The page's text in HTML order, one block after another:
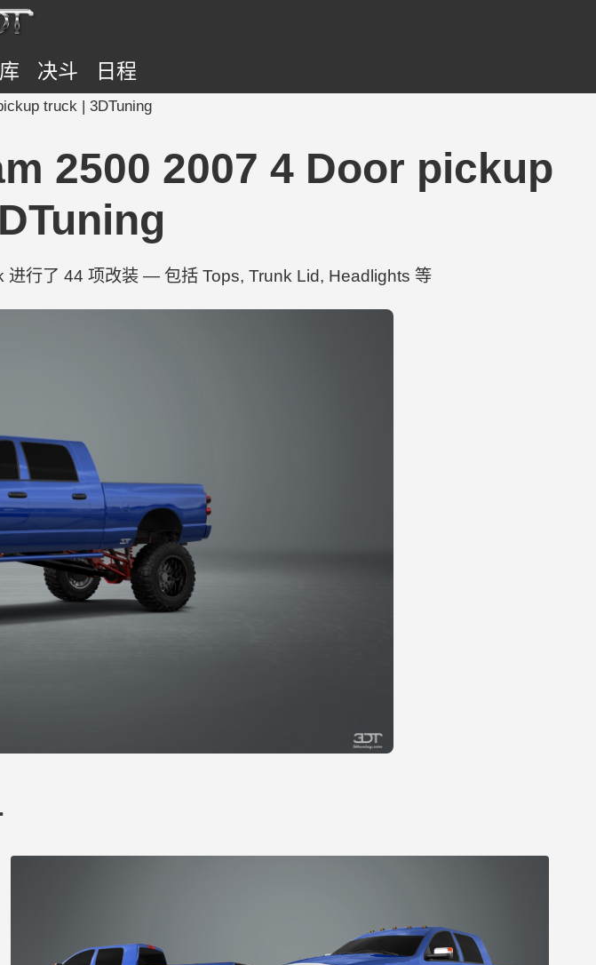
决斗 日程
truck | 3DTuning
2500 2007 4 Door pickup
行了 44 项改装 — 包括 Tops, Trunk Lid, Headlights 等